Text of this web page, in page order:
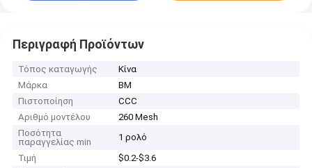
Περιγραφή Προϊόντων
Τόπος καταγωγής
Κίνα
Μάρκα
BM
Πιστοποίηση
CCC
Αριθμό μοντέλου
260 Mesh
Ποσότητα
παραγγελίας min
1 ρολό
Τιμή
$0.2-$3.6